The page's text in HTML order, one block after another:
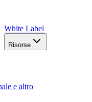
White Label
Risorse
e altro